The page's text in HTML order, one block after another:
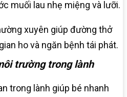
muối lau nhẹ miệng và lưỡi.
xuyên giúp đường thở
ho và ngăn bệnh tái phát.
trường trong lành
trong lành giúp bé nhanh